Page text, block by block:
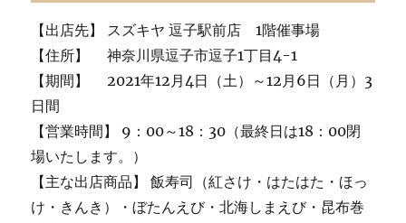
【出店先】 スズキヤ 逗子駅前店 1階催事場
【住所】 神奈川県逗子市逗子1丁目4-1
【期間】 2021年12月4日（土）～12月6日（月）3
日間
【営業時間】 9：00～18：30（最終日は18：00閉
場いたします。）
【主な出店商品】 飯寿司（紅さけ・はたはた・ほっ
け・きんき）・ぼたんえび・北海しまえび・昆布巻